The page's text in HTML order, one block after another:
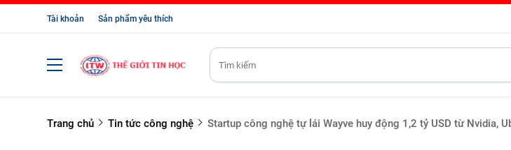
Tài khoản Sản phẩm yêu thích
Trang chủ Tin tức công nghệ Startup công nghệ tự lái Wayve huy động 1,2 tỷ USD từ Nvidia,